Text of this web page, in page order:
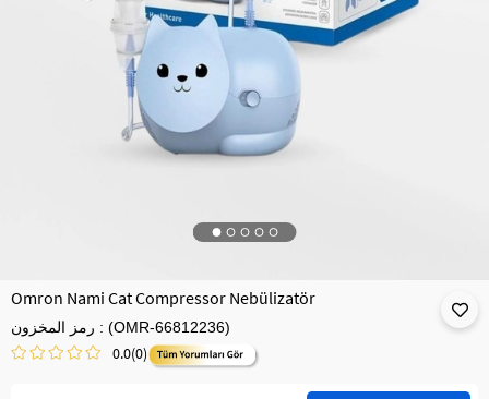
Omron Nami Cat Compressor Nebülizatör
رمز المخزون (OMR-66812236)
0.0(0)